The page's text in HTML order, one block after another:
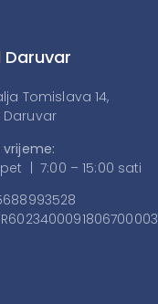
Daruvar
Tomislava 14,
Daruvar
vrijeme:
| 7:00 – 15:00 sati